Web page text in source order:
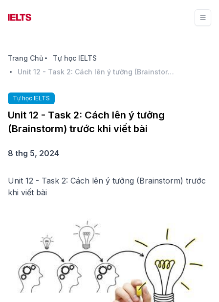
Trang Chủ
Tự học IELTS
Unit 12 - Task 2: Cách lên ý tưởng (Brainstorm) trước khi viết bài
Tự học IELTS
Unit 12 - Task 2: Cách lên ý tưởng
(Brainstorm) trước khi viết bài
8 thg 5, 2024
Unit 12 - Task 2: Cách lên ý tưởng (Brainstorm) trước
khi viết bài